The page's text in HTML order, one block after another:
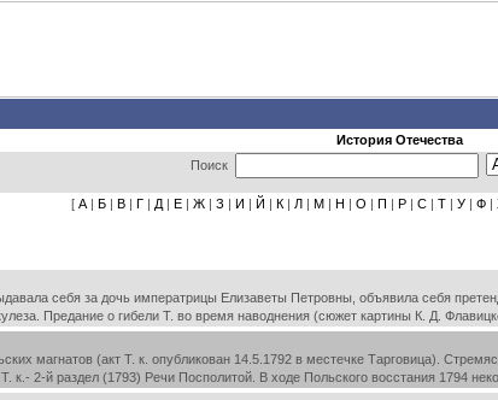
История Отечества
Поиск
[ А | Б | В | Г | Д | Е | Ж | З | И | Й | К | Л | М | Н | О | П | Р | С | Т | У | Ф |
себя за дочь императрицы Елизаветы Петровны, объявила себя
Предание о гибели Т. во время наводнения (сюжет картины К. Д.
магнатов (акт Т. к. опубликован 14.5.1792 в местечке Тарговица).
к.- 2-й раздел (1793) Речи Посполитой. В ходе Польского восстания 1794